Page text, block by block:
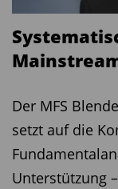
Der MFS
setzt auf die
Unterstützung